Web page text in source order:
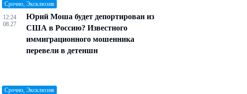
Срочно, Эксклюзив
12:24
08.27
Юрий Моша будет депортирован из
США в Россию? Известного
иммиграционного мошенника
перевели в детеншн
Срочно, Эксклюзив